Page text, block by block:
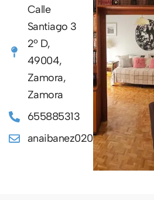
Calle
Santiago 3
2º D,
49004,
Zamora,
Zamora
655885313
anaibanez0202@gmail.com